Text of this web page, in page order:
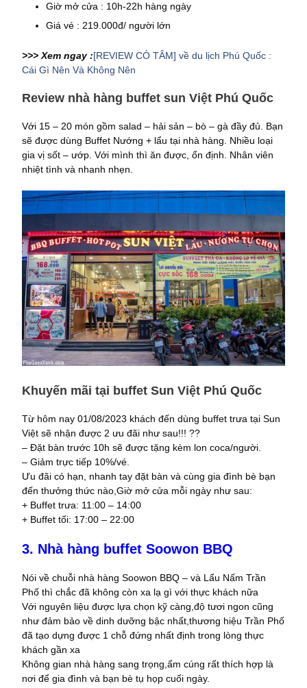
Giờ mở cửa : 10h-22h hàng ngày
Giá vé : 219.000đ/ người lớn
>>> Xem ngay :[REVIEW CÓ TÂM] về du lịch Phú Quốc :
Cái Gì Nên Và Không Nên
Review nhà hàng buffet sun Việt Phú Quốc
Với 15 – 20 món gồm salad – hải sản – bò – gà đầy đủ. Bạn
sẽ được dùng Buffet Nướng + lẩu tại nhà hàng. Nhiều loại
gia vị sốt – ướp. Với mình thì ăn được, ổn định. Nhân viên
nhiệt tình và nhanh nhẹn.
Khuyến mãi tại buffet Sun Việt Phú Quốc
Từ hôm nay 01/08/2023 khách đến dùng buffet trưa tại Sun
Việt sẽ nhận được 2 ưu đãi như sau!!! ??
– Đặt bàn trước 10h sẽ được tặng kèm lon coca/người.
– Giảm trực tiếp 10%/vé.
Ưu đãi có hạn, nhanh tay đặt bàn và cùng gia đình bè bạn
đến thưởng thức nào,Giờ mở cửa mỗi ngày như sau:
+ Buffet trưa: 11:00 – 14:00
+ Buffet tối: 17:00 – 22:00
3. Nhà hàng buffet Soowon BBQ
Nói về chuỗi nhà hàng Soowon BBQ – và Lẩu Nấm Trần
Phố thì chắc đã không còn xa lạ gì với thực khách nữa
Với nguyên liệu được lựa chọn kỹ càng,độ tươi ngon cũng
như đảm bảo về dinh dưỡng bậc nhất,thương hiệu Trần Phố
đã tạo dựng được 1 chỗ đứng nhất định trong lòng thực
khách gần xa
Không gian nhà hàng sang trọng,ấm cúng rất thích hợp là
nơi để gia đình và bạn bè tụ họp cuối ngày.